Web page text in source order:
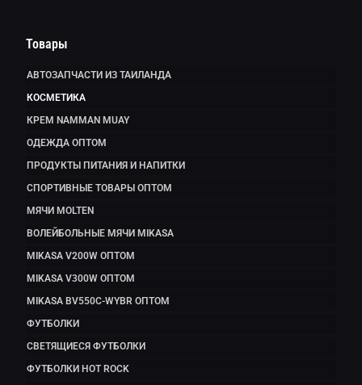
Товары
АВТОЗАПЧАСТИ ИЗ ТАИЛАНДА
КОСМЕТИКА
КРЕМ NAMMAN MUAY
ОДЕЖДА ОПТОМ
ПРОДУКТЫ ПИТАНИЯ И НАПИТКИ
СПОРТИВНЫЕ ТОВАРЫ ОПТОМ
МЯЧИ MOLTEN
ВОЛЕЙБОЛЬНЫЕ МЯЧИ MIKASA
MIKASA V200W ОПТОМ
MIKASA V300W ОПТОМ
MIKASA BV550C-WYBR ОПТОМ
ФУТБОЛКИ
СВЕТЯЩИЕСЯ ФУТБОЛКИ
ФУТБОЛКИ HOT ROCK